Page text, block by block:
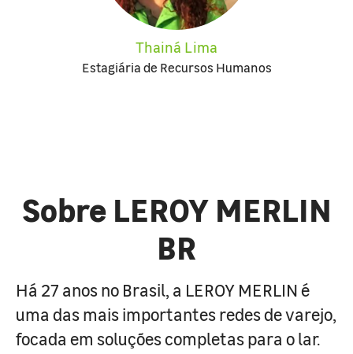
Thainá Lima
Estagiária de Recursos Humanos
Sobre LEROY MERLIN
BR
Há 27 anos no Brasil, a LEROY MERLIN é
uma das mais importantes redes de varejo,
focada em soluções completas para o lar.